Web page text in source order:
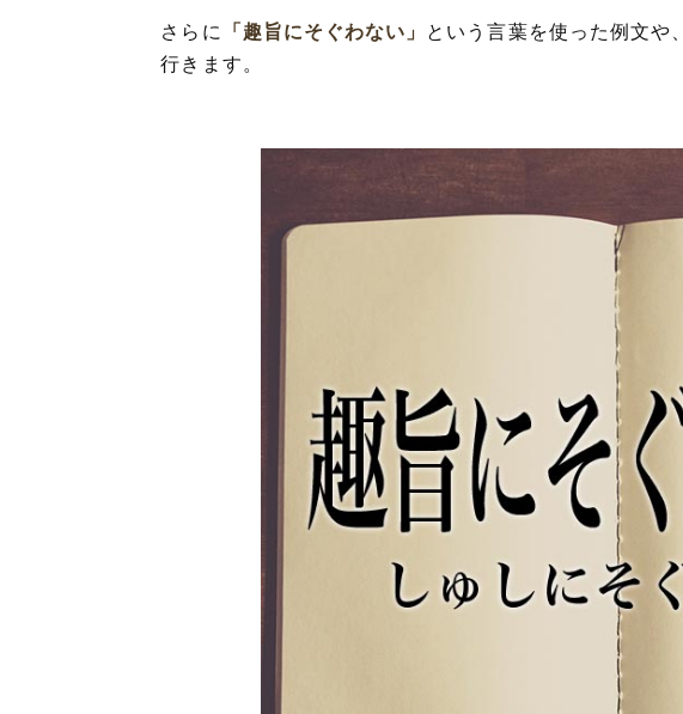
さらに 「趣旨にそぐわない」 という言葉を使った例文や、
行きます。